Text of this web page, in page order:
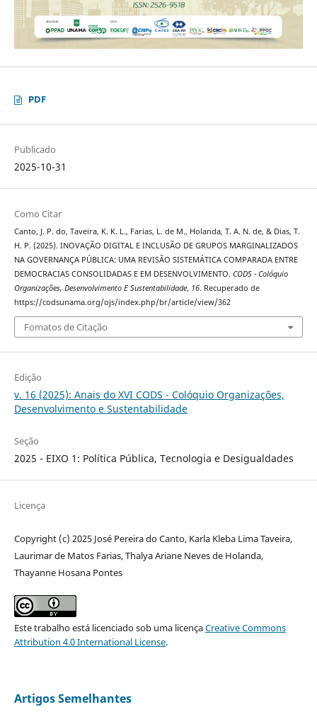
PDF
Publicado
2025-10-31
Como Citar
Canto, J. P. do, Taveira, K. K. L., Farias, L. de M., Holanda, T. A. N. de, & Dias, T.
H. P. (2025). INOVAÇÃO DIGITAL E INCLUSÃO DE GRUPOS MARGINALIZADOS
NA GOVERNANÇA PÚBLICA: UMA REVISÃO SISTEMÁTICA COMPARADA ENTRE
DEMOCRACIAS CONSOLIDADAS E EM DESENVOLVIMENTO. CODS - Colóquio
Organizações, Desenvolvimento E Sustentabilidade, 16. Recuperado de
https://codsunama.org/ojs/index.php/br/article/view/362
Fomatos de Citação
Edição
v. 16 (2025): Anais do XVI CODS - Colóquio Organizações,
Desenvolvimento e Sustentabilidade
Seção
2025 - EIXO 1: Política Pública, Tecnologia e Desigualdades
Licença
Copyright (c) 2025 José Pereira do Canto, Karla Kleba Lima Taveira,
Laurimar de Matos Farias, Thalya Ariane Neves de Holanda,
Thayanne Hosana Pontes
Este trabalho está licenciado sob uma licençaCreative Commons
Attribution 4.0 International License.
Artigos Semelhantes